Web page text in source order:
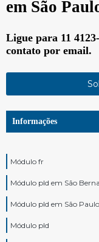
em São
Ligue para 11
contato por email.
Informações
Módulo fr
Módulo pld em São
Módulo pld em São Paulo
Módulo pld